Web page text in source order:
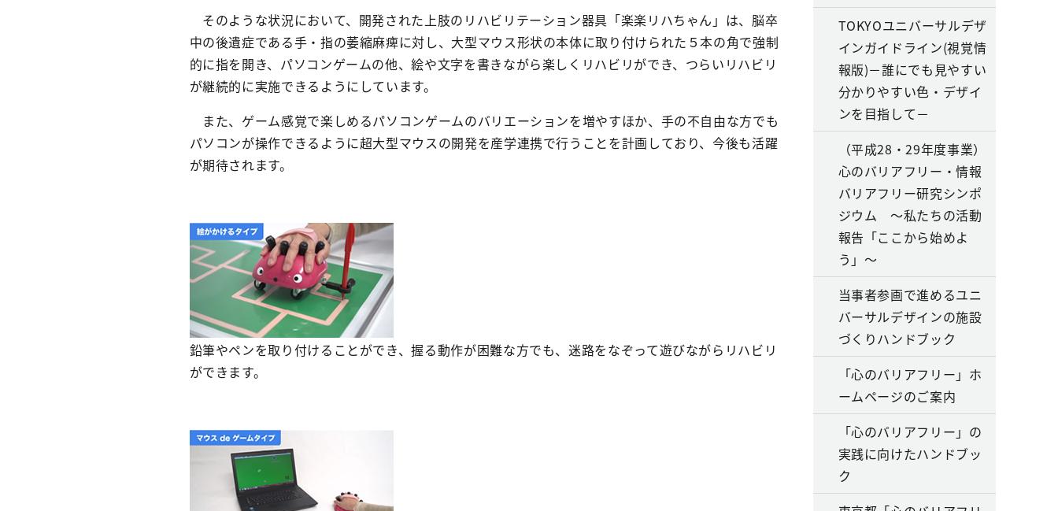
そのような状況において、開発された上肢のリハビリテーション器具「楽楽リハちゃん」は、脳卒
中の後遺症である手・指の萎縮麻痺に対し、大型マウス形状の本体に取り付けられた５本の角で強制
的に指を開き、パソコンゲームの他、絵や文字を書きながら楽しくリハビリができ、つらいリハビリ
が継続的に実施できるようにしています。
また、ゲーム感覚で楽しめるパソコンゲームのバリエーションを増やすほか、手の不自由な方でも
パソコンが操作できるように超大型マウスの開発を産学連携で行うことを計画しており、今後も活躍
が期待されます。
鉛筆やペンを取り付けることができ、握る動作が困難な方でも、迷路をなぞって遊びながらリハビリ
ができます。
TOKYOユニバーサルデザ
インガイドライン(視覚情
報版)－誰にでも見やすい
分かりやすい色・デザイ
ンを目指して－
（平成28・29年度事業）
心のバリアフリー・情報
バリアフリー研究シンポ
ジウム ～私たちの活動
報告「ここから始めよ
う」～
当事者参画で進めるユニ
バーサルデザインの施設
づくりハンドブック
「心のバリアフリー」ホ
ームページのご案内
「心のバリアフリー」の
実践に向けたハンドブッ
ク